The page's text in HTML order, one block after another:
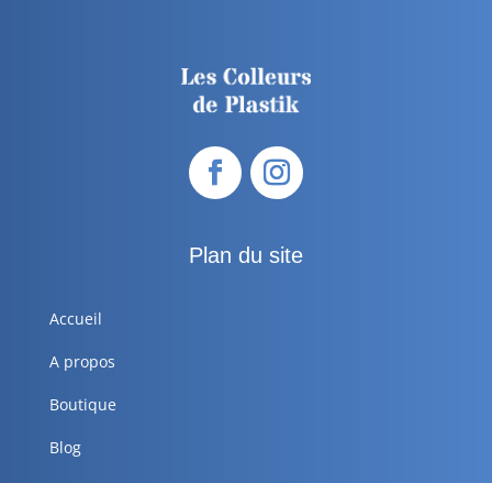
Plan du site
Accueil
A propos
Boutique
Blog